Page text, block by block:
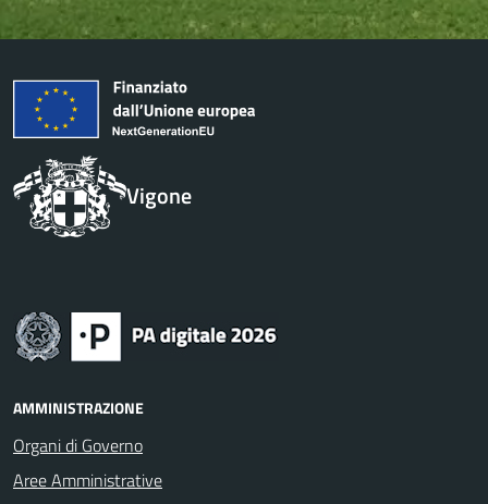
Vigone
AMMINISTRAZIONE
Organi di Governo
Aree Amministrative